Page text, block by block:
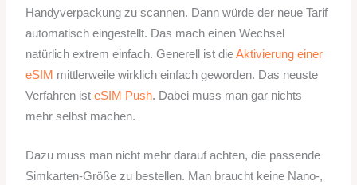
Handyverpackung zu scannen. Dann würde der neue Tarif
automatisch eingestellt. Das mach einen Wechsel
natürlich extrem einfach. Generell ist dieAktivierung einer
eSIM mittlerweile wirklich einfach geworden. Das neuste
Verfahren isteSIM Push. Dabei muss man gar nichts
mehr selbst machen.
Dazu muss man nicht mehr darauf achten, die passende
Simkarten-Größe zu bestellen. Man braucht keine Nano-,